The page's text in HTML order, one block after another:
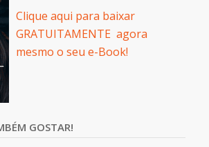
Clique aqui para baixar
GRATUITAMENTE agora
mesmo o seu e-Book!
GOSTAR!